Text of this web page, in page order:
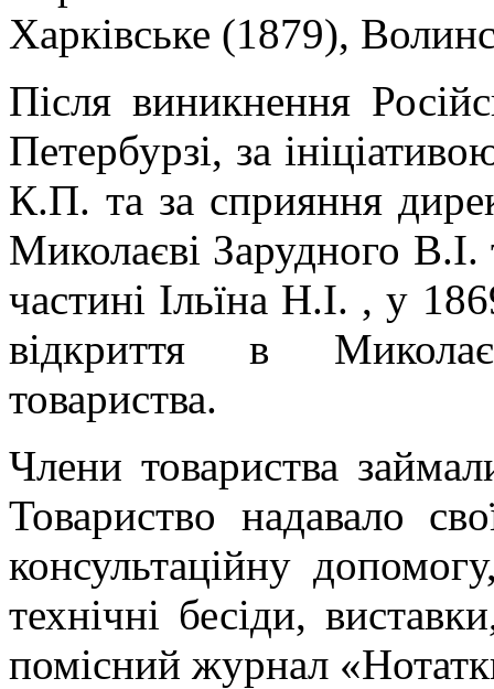
Харківське (1879),
Після виникнення
Петербурзі, за
К.П. та за сприяння
Миколаєві Зарудного В.І.
частині Ільїна Н.І. , у
відкриття в
товариства.
Члени товариства
Товариство надавало
консультаційну
технічні бесіди,
помісний журнал